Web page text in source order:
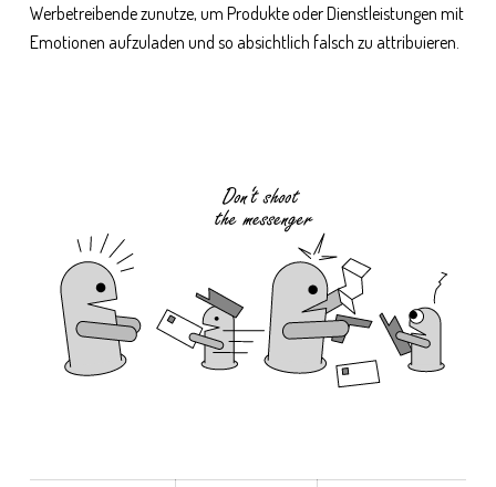
Werbetreibende zunutze, um Produkte oder Dienstleistungen mit
Emotionen aufzuladen und so absichtlich falsch zu attribuieren.